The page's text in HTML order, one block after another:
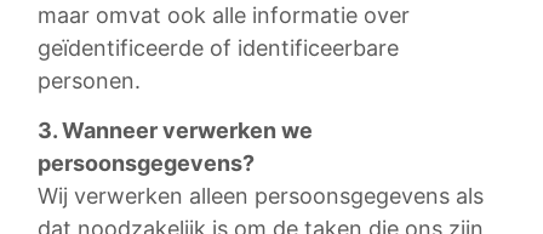
maar omvat ook alle informatie over
geïdentificeerde of identificeerbare
personen.
3. Wanneer verwerken we
persoonsgegevens?
Wij verwerken alleen persoonsgegevens als
dat noodzakelijk is om de taken die ons zijn